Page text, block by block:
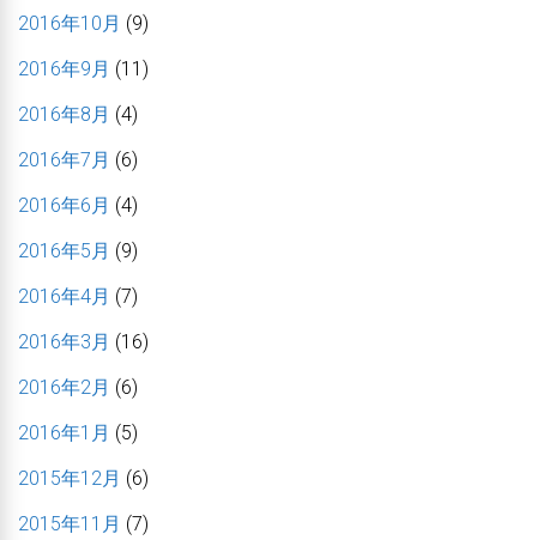
2016年10月 (9)
2016年9月 (11)
2016年8月 (4)
2016年7月 (6)
2016年6月 (4)
2016年5月 (9)
2016年4月 (7)
2016年3月 (16)
2016年2月 (6)
2016年1月 (5)
2015年12月 (6)
2015年11月 (7)